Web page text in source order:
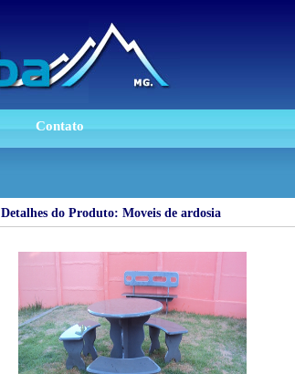
Contato
Detalhes do Produto: Moveis de ardosia